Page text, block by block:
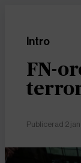
Intro
FN-
Publicerad 2